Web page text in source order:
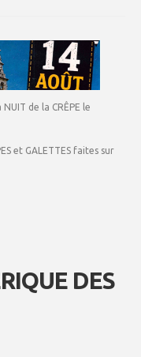
de la CRÊPE le
et GALETTES faites sur
DES